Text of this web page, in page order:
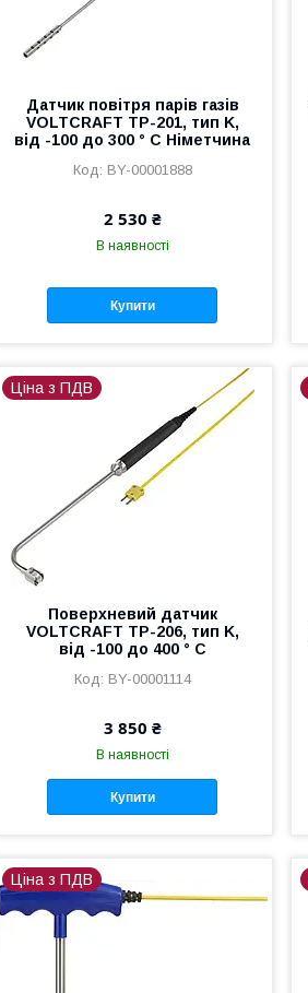
Датчик повітря парів газів
VOLTCRAFT TP-201, тип K,
від -100 до 300 ° C Німетчина
BY-00001888
2 530 ₴
В наявності
Купити
Ціна з ПДВ
Поверхневий датчик
VOLTCRAFT TP-206, тип K,
від -100 до 400 ° C
BY-00001114
3 850 ₴
В наявності
Купити
Ціна з ПДВ